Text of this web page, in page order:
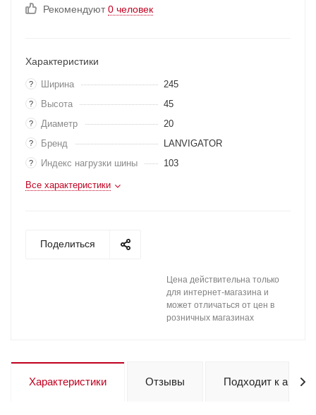
Рекомендуют0 человек
Характеристики
? Ширина 245
? Высота 45
? Диаметр 20
? Бренд LANVIGATOR
? Индекс нагрузки шины 103
Все характеристики
Поделиться
Цена действительна только
для интернет-магазина и
может отличаться от цен в
розничных магазинах
Характеристики Отзывы Подходит к авто